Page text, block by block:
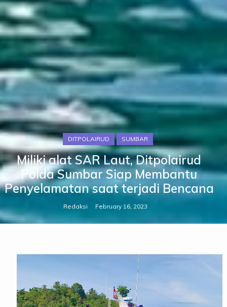
DITPOLAIRUD SUMBAR
Miliki alat SAR Laut, Ditpolairud
Polda Sumbar Siap Membantu
Penyelamatan saat terjadi Bencana
Redaksi February 16, 2023